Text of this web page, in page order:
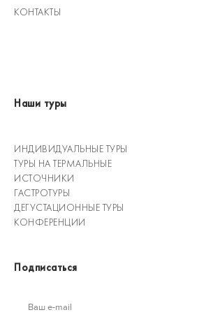
КОНТАКТЫ
Наши туры
ИНДИВИДУАЛЬНЫЕ ТУРЫ
ТУРЫ НА ТЕРМАЛЬНЫЕ
ИСТОЧНИКИ
ГАСТРОТУРЫ
ДЕГУСТАЦИОННЫЕ ТУРЫ
КОНФЕРЕНЦИИ
Подписаться